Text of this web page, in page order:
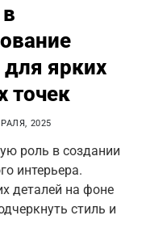
ярких
точек
2025
роль в создании
интерьера.
деталей на фоне
стиль и